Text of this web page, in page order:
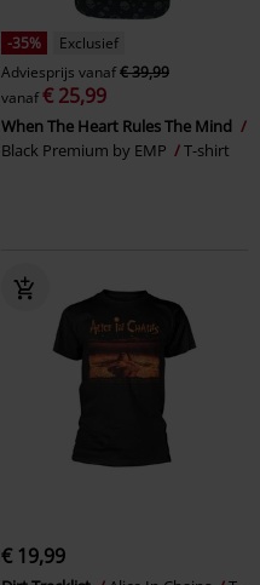
-35%
Exclusief
Adviesprijs vanaf€ 39,99
vanaf€ 25,99
When The Heart Rules The Mind
Black Premium by EMP
T-shirt
€ 19,99